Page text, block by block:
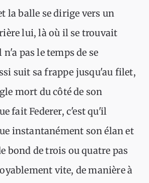
la balle se dirige vers un
lui, là où il se trouvait
pas le temps de se
suit sa frappe jusqu'au filet,
mort du côté de son
fait Federer, c'est qu'il
instantanément son élan et
bond de trois ou quatre pas
vite, de manière à